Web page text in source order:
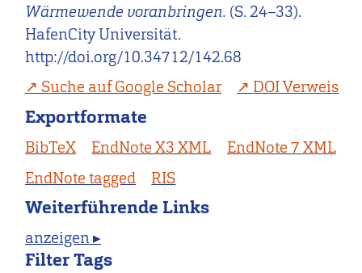
Wärmewende voranbringen. (S. 24–33).
HafenCity Universität.
http://doi.org/10.34712/142.68
Suche auf Google Scholar
DOI Verweis
Exportformate
BibTeX EndNote X3 XML
EndNote 7 XML
EndNote tagged
RIS
Weiterführende Links
anzeigen ▸
Filter Tags